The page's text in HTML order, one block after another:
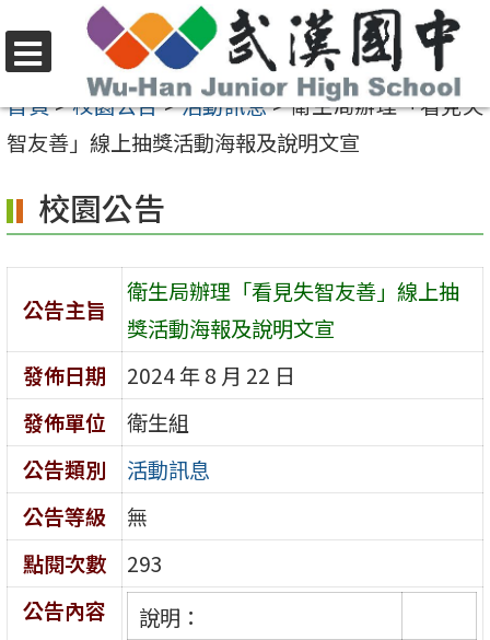
至
要
容
區
選
單
首頁>校園公告>活動訊息>衛生局辦理「看見失
智友善」線上抽獎活動海報及說明文宣
校園公告
公告主旨
衛生局辦理「看見失智友善」線上抽
獎活動海報及說明文宣
發佈日期
2024 年 8 月 22 日
發佈單位
衛生組
公告類別
活動訊息
公告等級
無
點閱次數
293
公告內容
說明：